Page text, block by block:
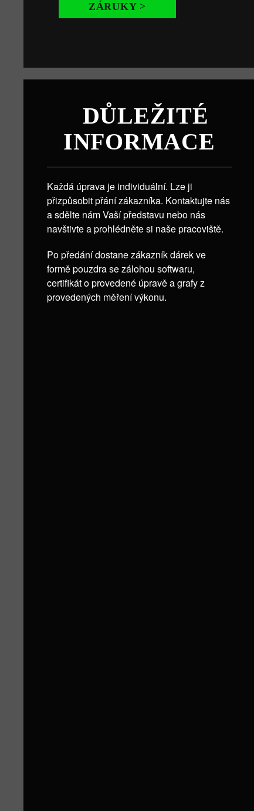
ZÁRUKY >
DŮLEŽITÉ
INFORMACE
Každá úprava je individuální. Lze ji
přizpůsobit přání zákazníka. Kontaktujte nás
a sdělte nám Vaší představu nebo nás
navštivte a prohlédněte si naše pracoviště.
Po předání dostane zákazník dárek ve
formě pouzdra se zálohou softwaru,
certifikát o provedené úpravě a grafy z
provedených měření výkonu.